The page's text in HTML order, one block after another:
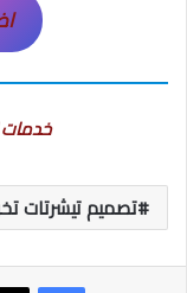
تصميم تيشرتات